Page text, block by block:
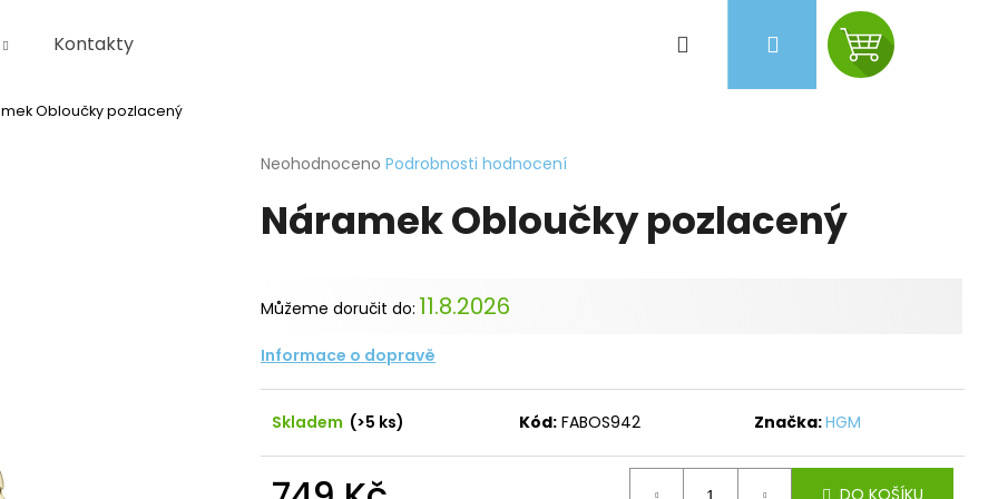
Kontakty PřihlášeníNákupní
Obloučky pozlacený
Průměrné
produktu
je
hvězdiček.
Neohodnoceno Podrobnosti hodnocení
Náramek Obloučky pozlacený
Můžeme doručit do: 11.8.2026
Informace o dopravě
Skladem (>5 ks) Kód: FABOS942 Značka:HGM
Co potřebujete najít?
HLEDAT